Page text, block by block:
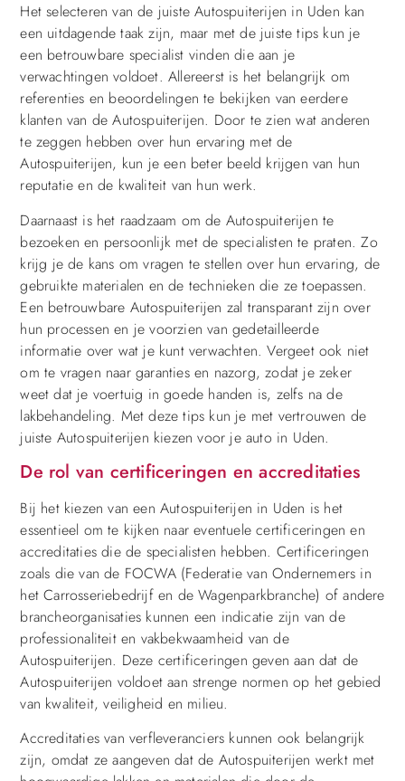
Het selecteren van de juiste Autospuiterijen in Uden kan
een uitdagende taak zijn, maar met de juiste tips kun je
een betrouwbare specialist vinden die aan je
verwachtingen voldoet. Allereerst is het belangrijk om
referenties en beoordelingen te bekijken van eerdere
klanten van de Autospuiterijen. Door te zien wat anderen
te zeggen hebben over hun ervaring met de
Autospuiterijen, kun je een beter beeld krijgen van hun
reputatie en de kwaliteit van hun werk.
Daarnaast is het raadzaam om de Autospuiterijen te
bezoeken en persoonlijk met de specialisten te praten. Zo
krijg je de kans om vragen te stellen over hun ervaring, de
gebruikte materialen en de technieken die ze toepassen.
Een betrouwbare Autospuiterijen zal transparant zijn over
hun processen en je voorzien van gedetailleerde
informatie over wat je kunt verwachten. Vergeet ook niet
om te vragen naar garanties en nazorg, zodat je zeker
weet dat je voertuig in goede handen is, zelfs na de
lakbehandeling. Met deze tips kun je met vertrouwen de
juiste Autospuiterijen kiezen voor je auto in Uden.
De rol van certificeringen en accreditaties
Bij het kiezen van een Autospuiterijen in Uden is het
essentieel om te kijken naar eventuele certificeringen en
accreditaties die de specialisten hebben. Certificeringen
zoals die van de FOCWA (Federatie van Ondernemers in
het Carrosseriebedrijf en de Wagenparkbranche) of andere
brancheorganisaties kunnen een indicatie zijn van de
professionaliteit en vakbekwaamheid van de
Autospuiterijen. Deze certificeringen geven aan dat de
Autospuiterijen voldoet aan strenge normen op het gebied
van kwaliteit, veiligheid en milieu.
Accreditaties van verfleveranciers kunnen ook belangrijk
zijn, omdat ze aangeven dat de Autospuiterijen werkt met